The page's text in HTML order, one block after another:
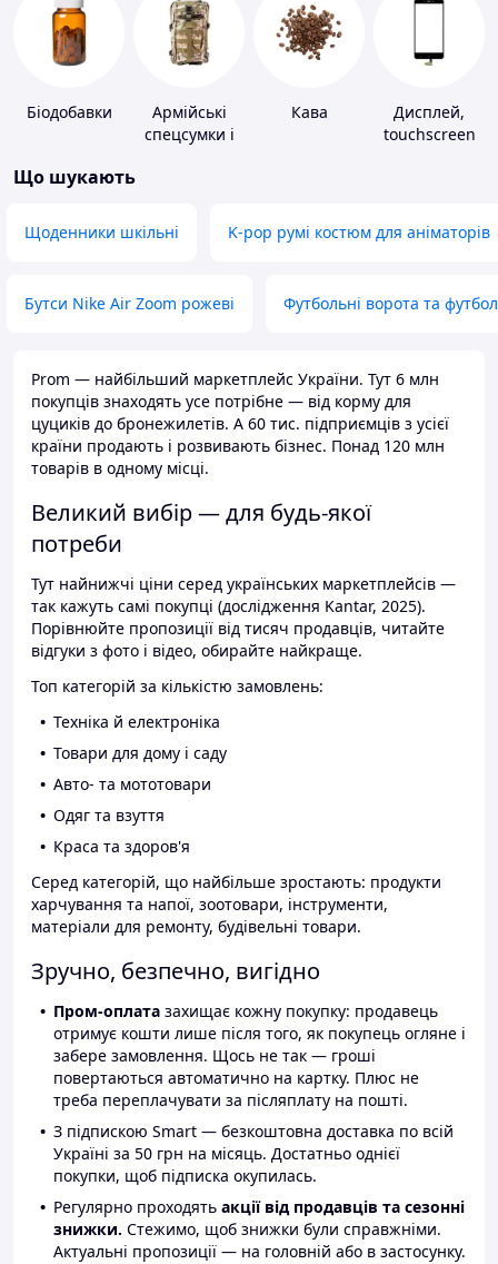
Біодобавки
Армійські
спецсумки і
Кава
Дисплей,
touchscreen
Що шукають
Щоденники шкільні K-pop румі костюм для аніматорів
Бутси Nike Air Zoom рожеві Футбольні ворота та
Prom — найбільший маркетплейс України. Тут 6 млн
покупців знаходять усе потрібне — від корму для
цуциків до бронежилетів. А 60 тис. підприємців з усієї
країни продають і розвивають бізнес. Понад 120 млн
товарів в одному місці.
Великий вибір — для будь-якої
потреби
Тут найнижчі ціни серед українських маркетплейсів —
так кажуть самі покупці (дослідження Kantar, 2025).
Порівнюйте пропозиції від тисяч продавців, читайте
відгуки з фото і відео, обирайте найкраще.
Топ категорій за кількістю замовлень:
Техніка й електроніка
Товари для дому і саду
Авто- та мототовари
Одяг та взуття
Краса та здоров'я
Серед категорій, що найбільше зростають: продукти
харчування та напої, зоотовари, інструменти,
матеріали для ремонту, будівельні товари.
Зручно, безпечно, вигідно
Пром-оплата захищає кожну покупку: продавець
отримує кошти лише після того, як покупець огляне і
забере замовлення. Щось не так — гроші
повертаються автоматично на картку. Плюс не
треба переплачувати за післяплату на пошті.
З підпискою Smart — безкоштовна доставка по всій
Україні за 50 грн на місяць. Достатньо однієї
покупки, щоб підписка окупилась.
Регулярно проходять акції від продавців та сезонні
знижки. Стежимо, щоб знижки були справжніми.
Актуальні пропозиції — на головній або в застосунку.